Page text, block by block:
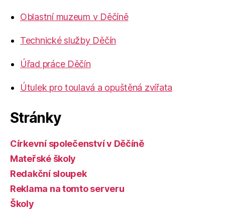
Oblastní muzeum v Děčíně
Technické služby Děčín
Úřad práce Děčín
Útulek pro toulavá a opuštěná zvířata
Stránky
Církevní společenství v Děčíně
Mateřské školy
Redakční sloupek
Reklama na tomto serveru
Školy